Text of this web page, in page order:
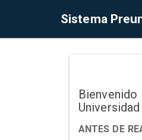
Sistema
ANTES DE